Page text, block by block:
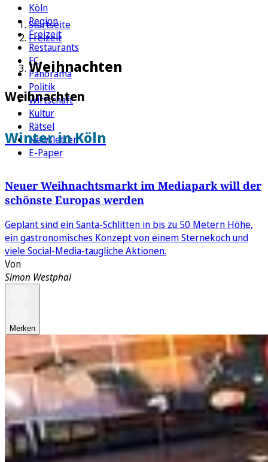
Köln
Region
Freizeit
Restaurants
FC
Panorama
Politik
Wirtschaft
Kultur
Rätsel
Newsletter
E-Paper
Startseite
Freizeit
Weihnachten
Weihnachten
Winter in Köln
Neuer Weihnachtsmarkt im Mediapark will der
schönste Europas werden
Geplant sind ein Santa-Schlitten in bis zu 50 Metern Höhe,
ein gastronomisches Konzept von einem Sternekoch und
viele Social-Media-taugliche Aktionen.
Von
Simon Westphal
Merken